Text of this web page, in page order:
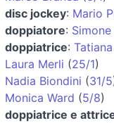
disc jockey: Mario
doppiatore:
doppiatrice:
Laura Merli (25/1)
Nadia Biondini (31/5
Monica Ward (5/8)
doppiatrice e